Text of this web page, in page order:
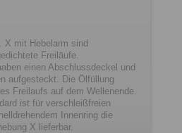
mit Hebelarm sind
Freiläufe.
einen Abschluss­deckel und
auf­ge­steckt. Die Ölfüllung
Freilaufs auf dem Wellenende.
ist für verschleißfreien
Innenring die
X lieferbar.